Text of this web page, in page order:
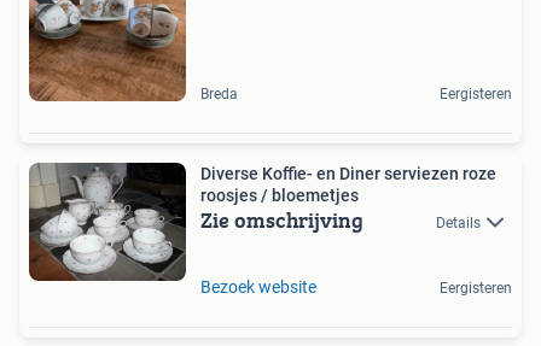
Breda Eergisteren
Diverse Koffie- en Diner serviezen roze
roosjes / bloemetjes
Zie omschrijving Details
Bezoek website Eergisteren